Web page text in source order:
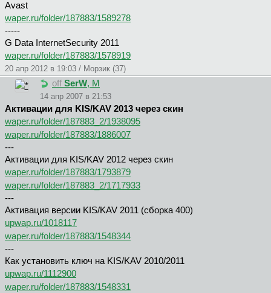
Avast
waper.ru/folder/187883/1589278
-----
G Data InternetSecurity 2011
waper.ru/folder/187883/1578919
20 апр 2012 в 19:03 / Морзик (37)
off SerW, М
14 апр 2007 в 21:53
Aктивации для KIS/KAV 2013 через скин
waper.ru/folder/187883_2/1938095
waper.ru/folder/187883/1886007
---
Aктивации для KIS/KAV 2012 через скин
waper.ru/folder/187883/1793879
waper.ru/folder/187883_2/1717933
---
Активация версии KIS/KAV 2011 (сборка 400)
upwap.ru/1018117
waper.ru/folder/187883/1548344
---
Как установить ключ на KIS/KAV 2010/2011
upwap.ru/1112900
waper.ru/folder/187883/1548331